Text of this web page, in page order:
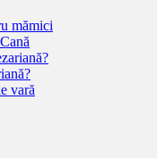
mămici
vară